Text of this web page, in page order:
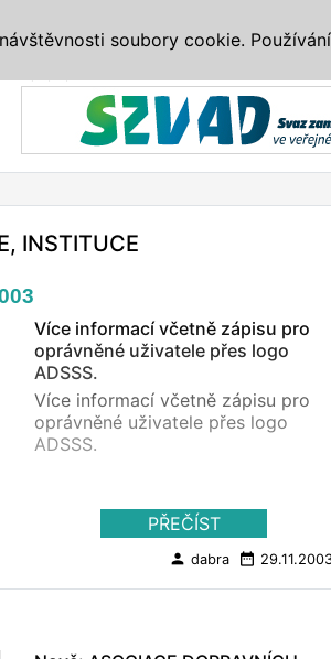
INSTITUCE
Více informací včetně zápisu pro
oprávněné uživatele přes logo
ADSSS.
Více informací včetně zápisu pro
oprávněné uživatele přes logo
ADSSS.
PŘEČÍST
person dabra date_range
soubory cookie.